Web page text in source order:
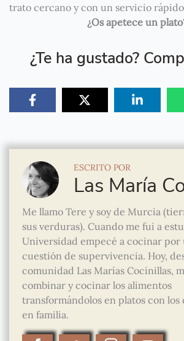
trato cercano y con un servicio
¿Os apetece un
¿Te ha gustado?
ESCRITO POR
Las María
Me llamo Tere y soy de Murcia
sus verduras). Cuando me fui a
Universidad empecé a cocinar por
cuestión de supervivencia. Hoy,
comunidad Las Marías Cocinillas,
combinar y cocinar los alimentos
transformándolos en platos con
en familia.